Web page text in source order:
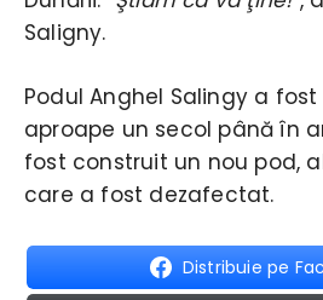
Saligny.
Podul Anghel Salingy a
aproape un secol până în
fost construit un nou pod,
care a fost dezafectat.
Distribuie pe